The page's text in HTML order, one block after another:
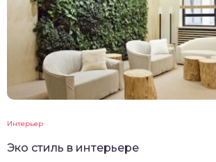
Интерьер
Эко стиль в интерьере